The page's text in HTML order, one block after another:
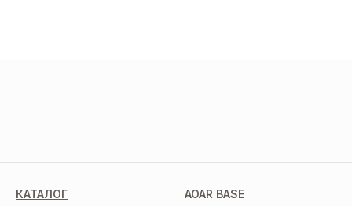
КАТАЛОГ AOAR BASE